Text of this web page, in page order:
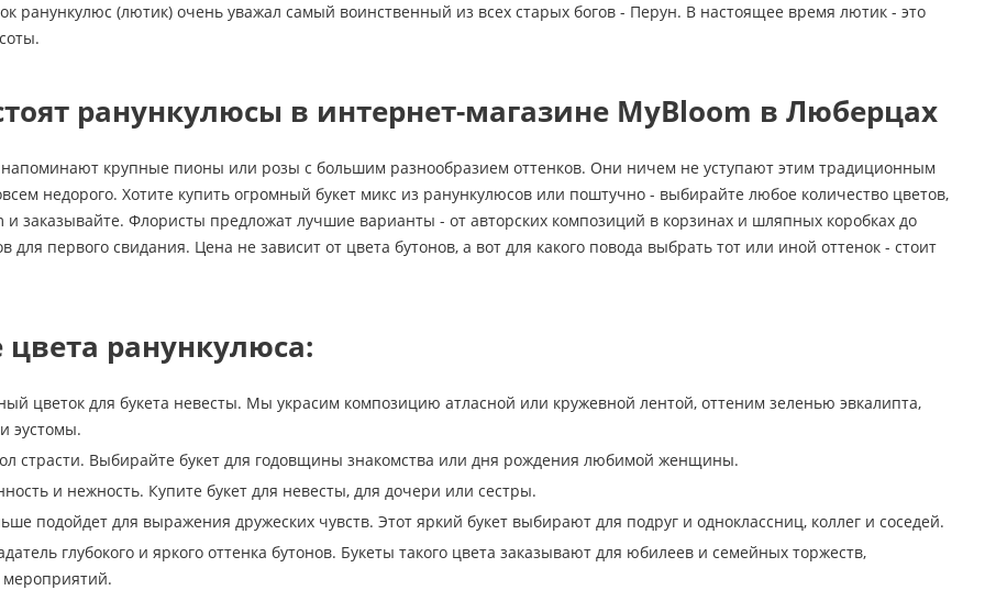
ранункулюс (лютик) очень уважал самый воинственный из всех старых богов - Перун. В настоящее время лютик - это
ранункулюсы в интернет-магазине MyBloom в Люберцах
крупные пионы или розы с большим разнообразием оттенков. Они ничем не уступают этим традиционным
недорого. Хотите купить огромный букет микс из ранункулюсов или поштучно - выбирайте любое количество цветов,
и заказывайте. Флористы предложат лучшие варианты - от авторских композиций в корзинах и шляпных коробках до
для первого свидания. Цена не зависит от цвета бутонов, а вот для какого повода выбрать тот или иной оттенок - стоит
ранункулюса:
цветок для букета невесты. Мы украсим композицию атласной или кружевной лентой, оттеним зеленью эвкалипта,
эустомы.
страсти. Выбирайте букет для годовщины знакомства или дня рождения любимой женщины.
и нежность. Купите букет для невесты, для дочери или сестры.
подойдет для выражения дружеских чувств. Этот яркий букет выбирают для подруг и одноклассниц, коллег и соседей.
глубокого и яркого оттенка бутонов. Букеты такого цвета заказывают для юбилеев и семейных торжеств,